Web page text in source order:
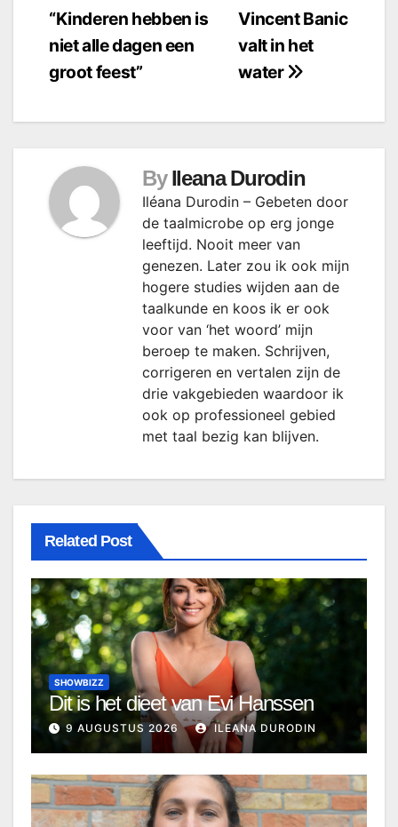
navigatie
Vincent Banic
valt in het
water
“Kinderen hebben is
niet alle dagen een
groot feest”
By Ileana Durodin
Iléana Durodin – Gebeten door
de taalmicrobe op erg jonge
leeftijd. Nooit meer van
genezen. Later zou ik ook mijn
hogere studies wijden aan de
taalkunde en koos ik er ook
voor van ‘het woord’ mijn
beroep te maken. Schrijven,
corrigeren en vertalen zijn de
drie vakgebieden waardoor ik
ook op professioneel gebied
met taal bezig kan blijven.
Related Post
SHOWBIZZ
Dit is het dieet van Evi Hanssen
9 AUGUSTUS 2026 ILEANA DURODIN